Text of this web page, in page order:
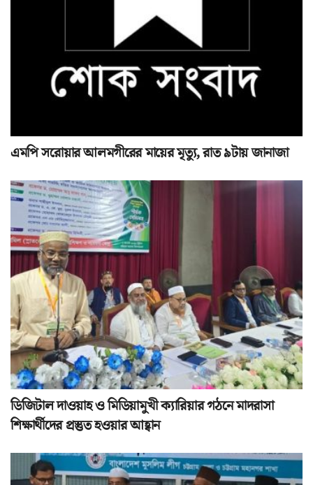
এমপি সরোয়ার আলমগীরের মায়ের মৃত্যু, রাত ৯টায় জানাজা
ডিজিটাল দাওয়াহ ও মিডিয়ামুখী ক্যারিয়ার গঠনে মাদরাসা
শিক্ষার্থীদের প্রস্তুত হওয়ার আহ্বান